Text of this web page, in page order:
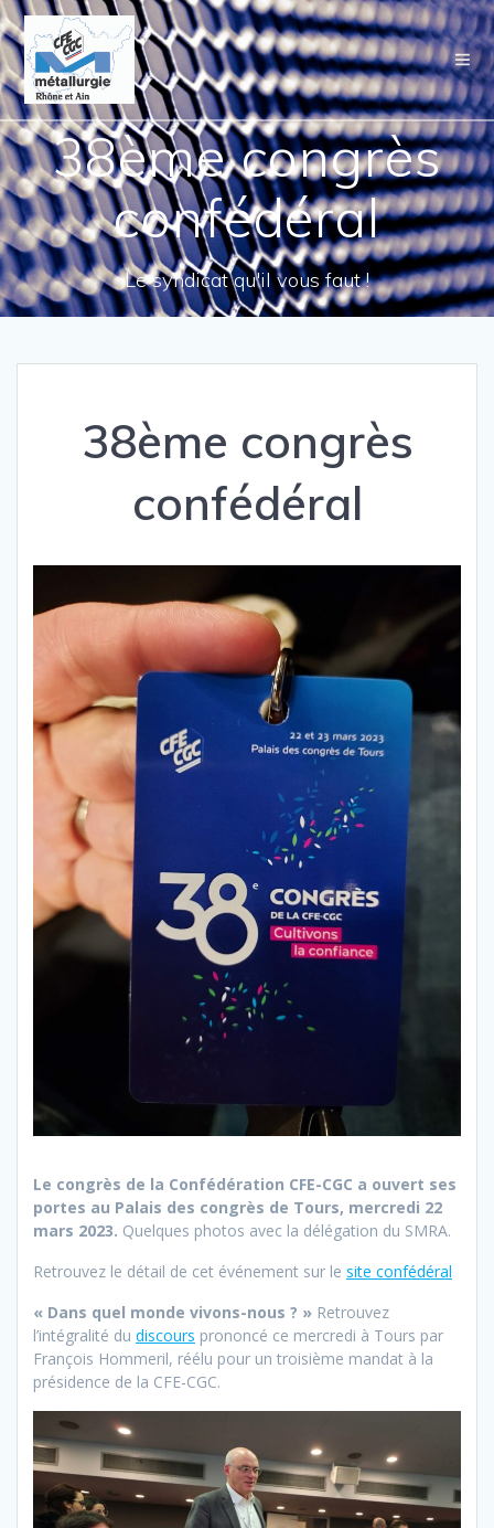
Passer
au
contenu
38ème congrès
confédéral
Le syndicat qu'il vous faut !
38ème congrès
confédéral
Le congrès de la Confédération CFE-CGC a ouvert ses
portes au Palais des congrès de Tours, mercredi 22
mars 2023. Quelques photos avec la délégation du SMRA.
Retrouvez le détail de cet événement sur le site confédéral
« Dans quel monde vivons-nous ? » Retrouvez
l’intégralité du discours prononcé ce mercredi à Tours par
François Hommeril, réélu pour un troisième mandat à la
présidence de la CFE-CGC.